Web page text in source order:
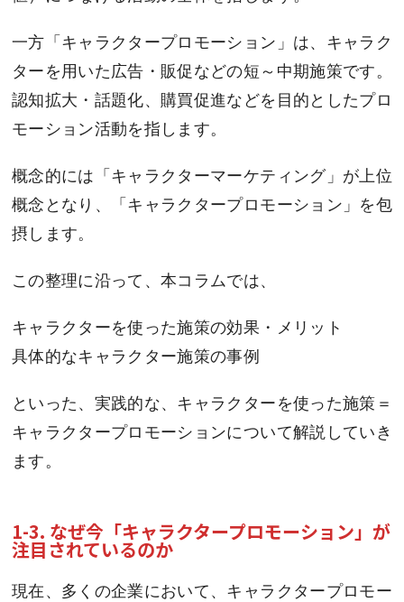
一方「キャラクタープロモーション」は、キャラク
ターを用いた広告・販促などの短～中期施策です。
認知拡大・話題化、購買促進などを目的としたプロ
モーション活動を指します。
概念的には「キャラクターマーケティング」が上位
概念となり、「キャラクタープロモーション」を包
摂します。
この整理に沿って、本コラムでは、
キャラクターを使った施策の効果・メリット
具体的なキャラクター施策の事例
といった、実践的な、キャラクターを使った施策＝
キャラクタープロモーションについて解説していき
ます。
1-3. なぜ今「キャラクタープロモーション」が
注目されているのか
現在、多くの企業において、キャラクタープロモー